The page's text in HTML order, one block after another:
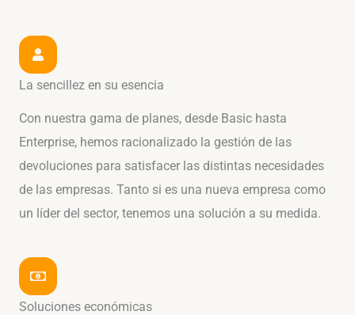
La sencillez en su esencia
Con nuestra gama de planes, desde Basic hasta
Enterprise, hemos racionalizado la gestión de las
devoluciones para satisfacer las distintas necesidades
de las empresas. Tanto si es una nueva empresa como
un líder del sector, tenemos una solución a su medida.
Soluciones económicas